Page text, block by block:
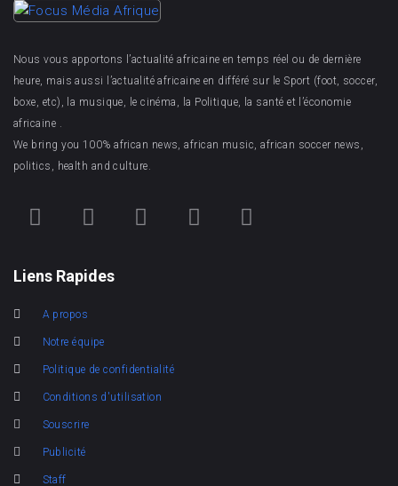
Nous vous apportons l’actualité africaine en temps réel ou de dernière
heure, mais aussi l’actualité africaine en différé sur le Sport (foot, soccer,
boxe, etc), la musique, le cinéma, la Politique, la santé et l’économie
africaine .
We bring you 100% african news, african music, african soccer news,
politics, health and culture.
Liens Rapides
A propos
Notre équipe
Politique de confidentialité
Conditions d'utilisation
Souscrire
Publicité
Staff